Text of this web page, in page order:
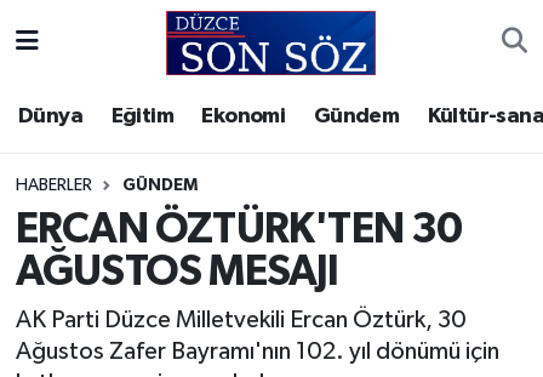
Dünya Eğitim Ekonomi Gündem Kültür-
HABERLER GÜNDEM
ERCAN ÖZTÜRK'TEN 30
AĞUSTOS MESAJI
AK Parti Düzce Milletvekili Ercan Öztürk, 30
Ağustos Zafer Bayramı'nın 102. yıl dönümü için
Gizlilik Sözleşmesi
İletişim
Künye
Video Galeri
Akçakoca Hava Durumu
Akçakoca Trafik Yoğunluk Haritası
Süper Lig Puan Durumu ve Fikstür
Tüm Manşetler